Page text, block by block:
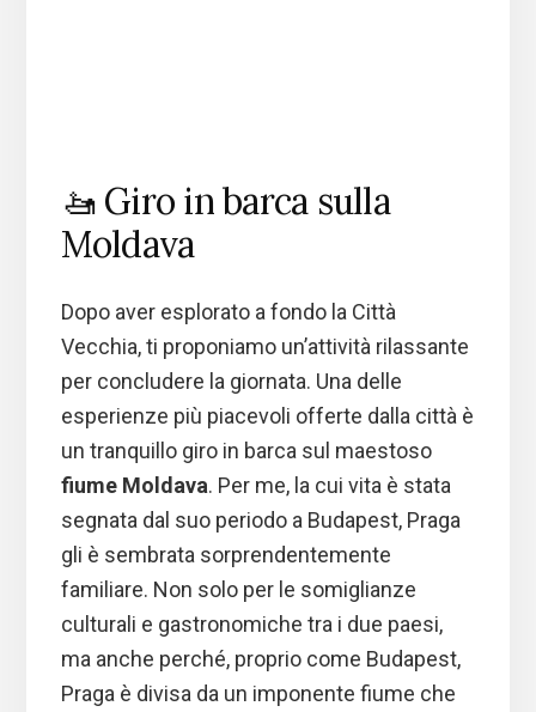
🚤 Giro in barca sulla
Moldava
Dopo aver esplorato a fondo la Città
Vecchia, ti proponiamo un’attività rilassante
per concludere la giornata. Una delle
esperienze più piacevoli offerte dalla città è
un tranquillo giro in barca sul maestoso
fiume Moldava. Per me, la cui vita è stata
segnata dal suo periodo a Budapest, Praga
gli è sembrata sorprendentemente
familiare. Non solo per le somiglianze
culturali e gastronomiche tra i due paesi,
ma anche perché, proprio come Budapest,
Praga è divisa da un imponente fiume che